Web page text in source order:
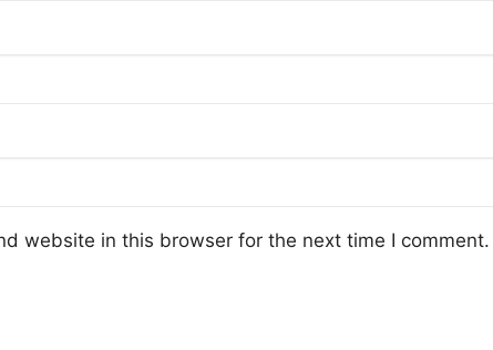
website in this browser for the next time I comment.